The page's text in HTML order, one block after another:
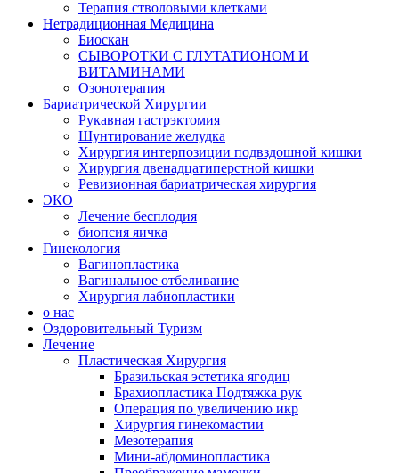
Терапия стволовыми клетками
Нетрадиционная Медицина
Биоскан
СЫВОРОТКИ С ГЛУТАТИОНОМ И
ВИТАМИНАМИ
Озонотерапия
Бариатрической Хирургии
Рукавная гастрэктомия
Шунтирование желудка
Хирургия интерпозиции подвздошной кишки
Хирургия двенадцатиперстной кишки
Ревизионная бариатрическая хирургия
ЭКО
Лечение бесплодия
биопсия яичка
Гинекология
Вагинопластика
Вагинальное отбеливание
Хирургия лабиопластики
о нас
Оздоровительный Туризм
Лечение
Пластическая Хирургия
Бразильская эстетика ягодиц
Брахиопластика Подтяжка рук
Операция по увеличению икр
Хирургия гинекомастии
Мезотерапия
Мини-абдоминопластика